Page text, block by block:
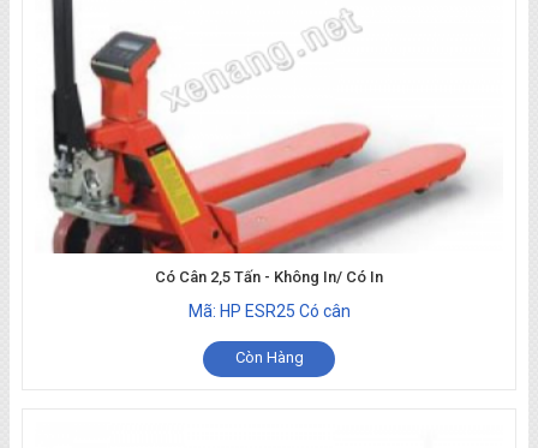
Có Cân 2,5 Tấn - Không In/ Có In
Mã: HP ESR25 Có cân
Còn Hàng